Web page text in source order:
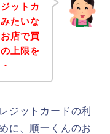
ットカ
たいな
店で買
上限を
ジットカードの利
に、順一くんのお